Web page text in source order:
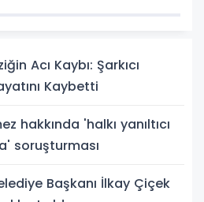
Acı Kaybı: Şarkıcı
Kaybetti
hakkında 'halkı yanıltıcı
soruşturması
Başkanı İlkay Çiçek